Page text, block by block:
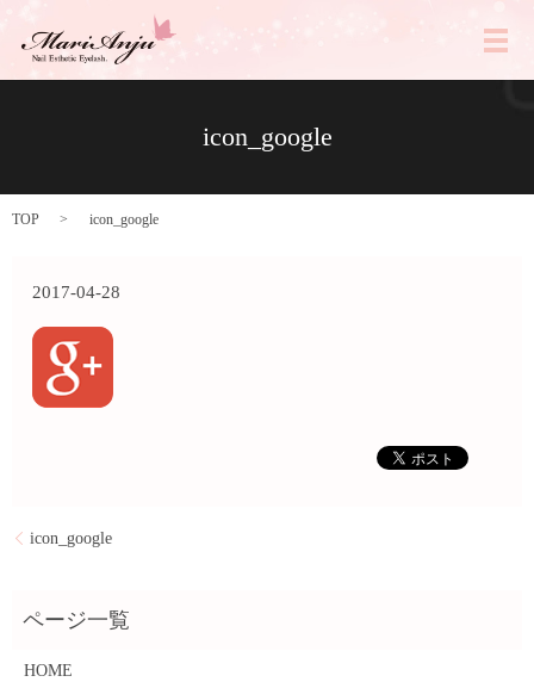
メ
icon_google
TOP icon_google
2017-04-28
icon_google
HOME